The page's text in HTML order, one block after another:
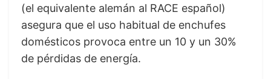
(el equivalente alemán al RACE español)
asegura que el uso habitual de enchufes
domésticos provoca entre un 10 y un 30%
de pérdidas de energía.